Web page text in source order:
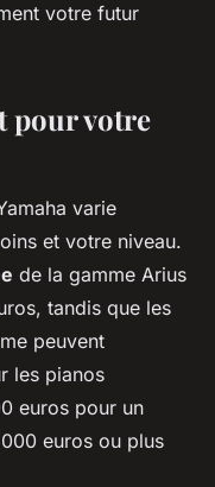
votre futur
pour votre
varie
et votre niveau.
de la gamme Arius
tandis que les
peuvent
les pianos
euros pour un
euros ou plus